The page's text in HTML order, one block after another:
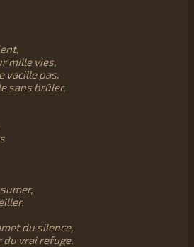
mille vies,
vacille pas.
sans brûler,
du silence,
du vrai refuge.